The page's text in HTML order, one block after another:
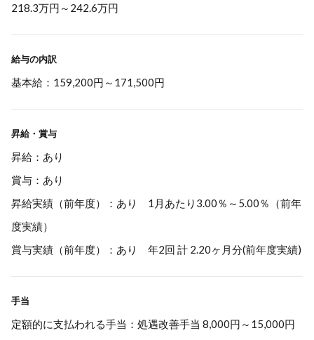
218.3万円 ～ 242.6万円
給与の内訳
基本給：159,200円～171,500円
昇給・賞与
昇給：あり
賞与：あり
昇給実績（前年度）：あり 1月あたり3.00％～5.00％（前年
度実績）
賞与実績（前年度）：あり 年2回 計 2.20ヶ月分(前年度実績)
手当
定額的に支払われる手当：処遇改善手当 8,000円～15,000円